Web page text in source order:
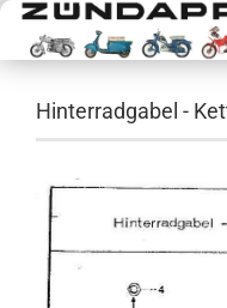
Hinterradgabel -